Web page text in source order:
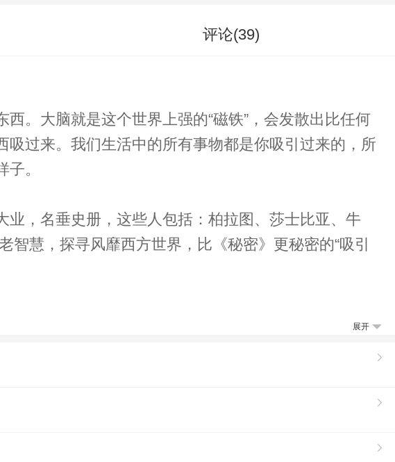
评论(39)
。大脑就是这个世界上强的“磁铁”，会发散出比任何
过来。我们生活中的所有事物都是你吸引过来的，所
。
，名垂史册，这些人包括：柏拉图、莎士比亚、牛
哥华。拥有英文硕士学位。兼有中西文化背景，在国
展开